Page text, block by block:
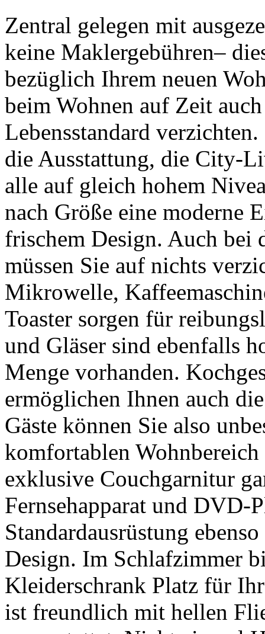
Zentral gelegen mit
keine Maklergebühren–
bezüglich Ihrem neuen
beim Wohnen auf Zeit
Lebensstandard
die Ausstattung, die City-
alle auf gleich hohem
nach Größe eine moderne
frischem Design. Auch bei
müssen Sie auf nichts
Mikrowelle,
Toaster sorgen für
und Gläser sind ebenfalls
Menge vorhanden.
ermöglichen Ihnen auch
Gäste können Sie also
komfortablen
exklusive Couchgarnitur
Fernsehapparat und DVD-
Standardausrüstung
Design. Im Schlafzimmer
Kleiderschrank Platz für
ist freundlich mit hellen